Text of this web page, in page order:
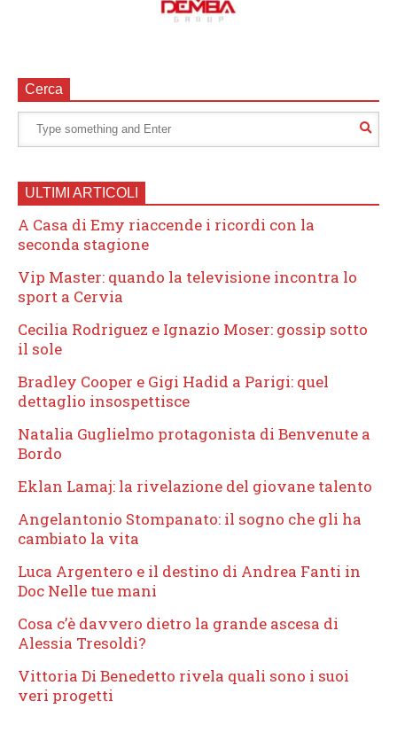
Cerca
ULTIMI ARTICOLI
A Casa di Emy riaccende i ricordi con la
seconda stagione
Vip Master: quando la televisione incontra lo
sport a Cervia
Cecilia Rodriguez e Ignazio Moser: gossip sotto
il sole
Bradley Cooper e Gigi Hadid a Parigi: quel
dettaglio insospettisce
Natalia Guglielmo protagonista di Benvenute a
Bordo
Eklan Lamaj: la rivelazione del giovane talento
Angelantonio Stompanato: il sogno che gli ha
cambiato la vita
Luca Argentero e il destino di Andrea Fanti in
Doc Nelle tue mani
Cosa c’è davvero dietro la grande ascesa di
Alessia Tresoldi?
Vittoria Di Benedetto rivela quali sono i suoi
veri progetti